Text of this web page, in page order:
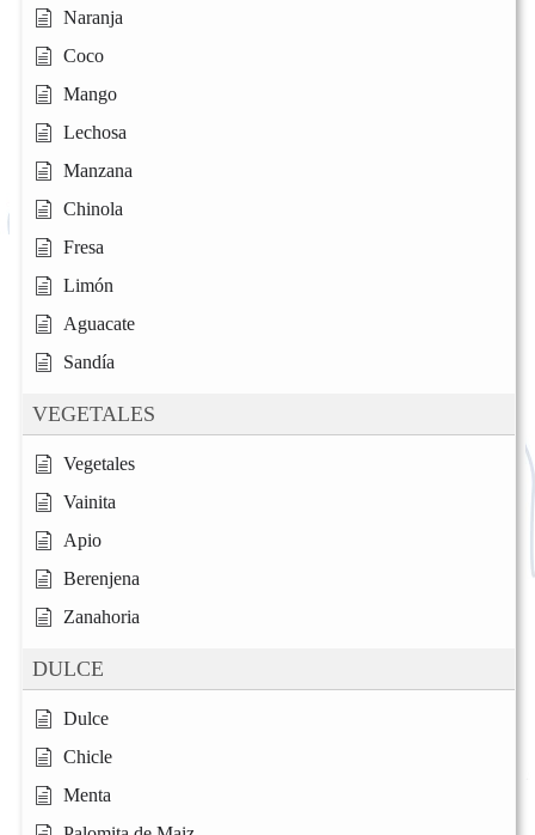
Naranja
Coco
Mango
Lechosa
Manzana
Chinola
Fresa
Limón
Aguacate
Sandía
VEGETALES
Vegetales
Vainita
Apio
Berenjena
Zanahoria
DULCE
Dulce
Chicle
Menta